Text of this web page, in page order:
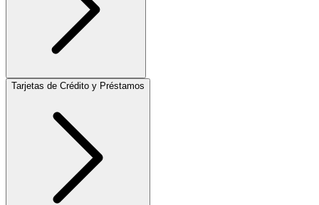
Tarjetas de Crédito y Préstamos